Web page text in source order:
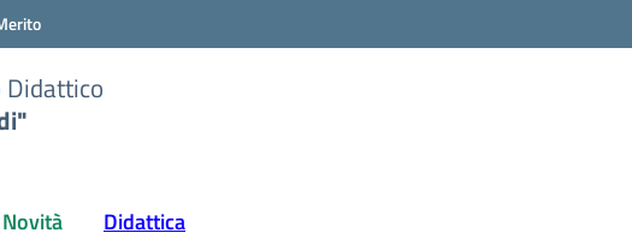
Didattico
Novità Didattica